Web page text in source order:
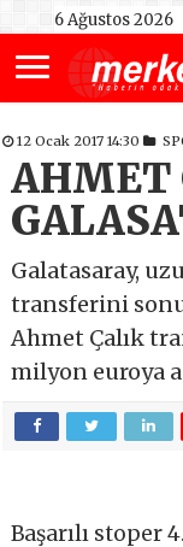
6 Ağustos 2026
12 Ocak 2017 14:30
AHMET
Galatasaray,
transferini
Ahmet Çalık
milyon euroya
Başarılı stoper